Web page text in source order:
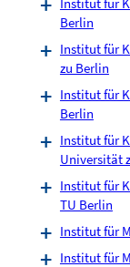
Institut für
Berlin
Institut für
zu Berlin
Institut für
Berlin
Institut für
Universität
Institut für
TU Berlin
Institut für
Institut für